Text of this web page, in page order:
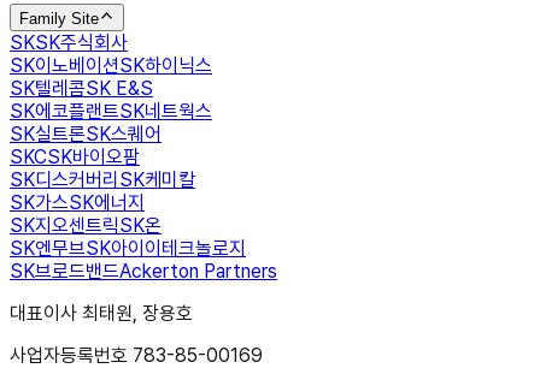
Family Site
SKSK주식회사
SK이노베이션SK하이닉스
SK텔레콤SK E&S
SK에코플랜트SK네트웍스
SK실트론SK스퀘어
SKCSK바이오팜
SK디스커버리 SK케미칼
SK가스SK에너지
SK지오센트릭SK온
SK엔무브SK아이이테크놀로지
SK브로드밴드Ackerton Partners
대표이사 최태원, 장용호
사업자등록번호 783-85-00169